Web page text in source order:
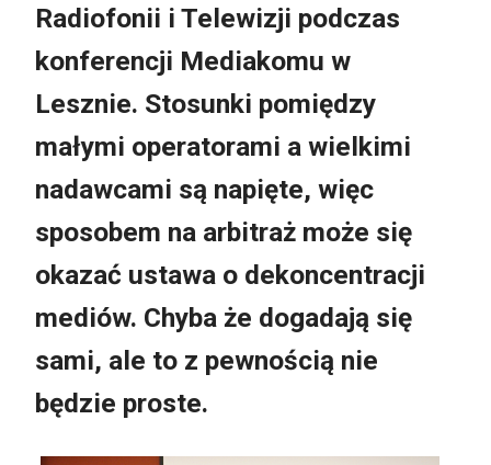
Radiofonii i Telewizji podczas
konferencji Mediakomu w
Lesznie. Stosunki pomiędzy
małymi operatorami a wielkimi
nadawcami są napięte, więc
sposobem na arbitraż może się
okazać ustawa o dekoncentracji
mediów. Chyba że dogadają się
sami, ale to z pewnością nie
będzie proste.